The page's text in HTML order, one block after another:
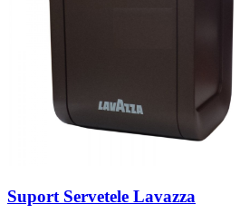
Suport Servetele Lavazza